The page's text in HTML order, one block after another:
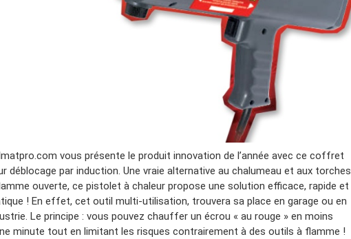
vous présente le produit innovation de l’année avec ce coffret
déblocage par induction. Une vraie alternative au chalumeau et aux torches
ouverte, ce pistolet à chaleur propose une solution efficace, rapide et
! En effet, cet outil multi-utilisation, trouvera sa place en garage ou en
Le principe : vous pouvez chauffer un écrou « au rouge » en moins
minute tout en limitant les risques contrairement à des outils à flamme !